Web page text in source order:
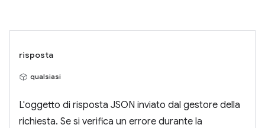
risposta
qualsiasi
L'oggetto di risposta JSON inviato dal gestore della
richiesta. Se si verifica un errore durante la